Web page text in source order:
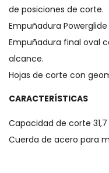
de posiciones de corte.
Empuñadura
Empuñadura final oval
alcance.
Hojas de corte con
CARACTERÍSTICAS
Capacidad de corte
Cuerda de acero para